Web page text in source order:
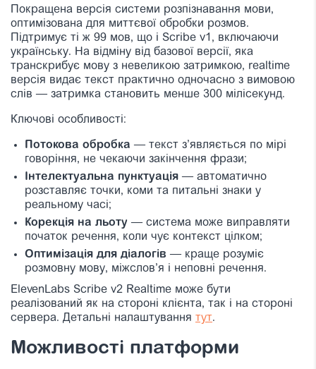
Покращена версія системи розпізнавання мови,
оптимізована для миттєвої обробки розмов.
Підтримує ті ж 99 мов, що і Scribe v1, включаючи
українську. На відміну від базової версії, яка
транскрибує мову з невеликою затримкою, realtime
версія видає текст практично одночасно з вимовою
слів — затримка становить менше 300 мілісекунд.
Ключові особливості:
Потокова обробка — текст з’являється по мірі
говоріння, не чекаючи закінчення фрази;
Інтелектуальна пунктуація — автоматично
розставляє точки, коми та питальні знаки у
реальному часі;
Корекція на льоту — система може виправляти
початок речення, коли чує контекст цілком;
Оптимізація для діалогів — краще розуміє
розмовну мову, міжслов’я і неповні речення.
ElevenLabs Scribe v2 Realtime може бути
реалізований як на стороні клієнта, так і на стороні
сервера. Детальні налаштування тут.
Можливості платформи